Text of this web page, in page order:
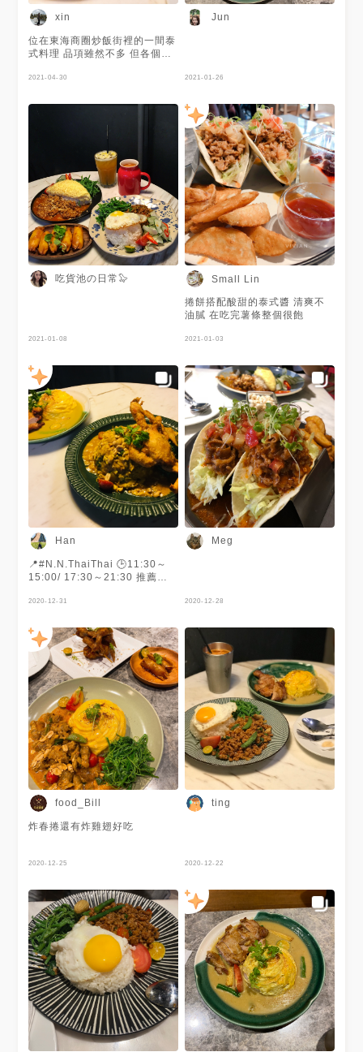
xin
位在東海商圈炒飯街裡的一間泰
式料理 品項雖然不多 但各個都
愛的綠咖哩 醬汁味道很濃郁 而
姆蛋的滑嫩口感 與泰國米結合
2021-04-30
Jun
2021-01-26
吃貨池の日常🦭
2021-01-08
Small Lin
捲餅搭配酸甜的泰式醬 清爽不
油膩 在吃完薯條整個很飽
2021-01-03
Han
📍#N.N.ThaiThai 🕒11:30～
15:00/ 17:30～21:30 推薦
道都很不錯吃～ 咖喱不太辣，
哩不是我點的但朋友也覺得不錯
～
2020-12-31
Meg
2020-12-28
food_Bill
炸春捲還有炸雞翅好吃
2020-12-25
ting
2020-12-22